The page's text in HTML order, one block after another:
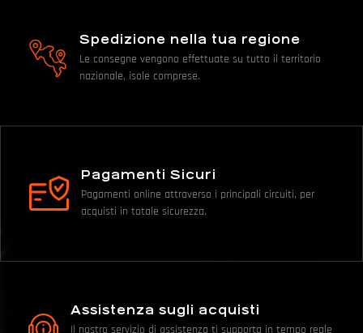
Spedizione nella tua regione
Le consegne vengono effettuate su tutto il territorio
nazionale, isole comprese.
Pagamenti Sicuri
Pagamenti online attraverso i principali circuiti, per
acquisti in totale sicurezza.
Assistenza sugli acquisti
Il nostro servizio di assistenza ti supporta in tempo reale